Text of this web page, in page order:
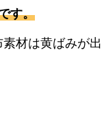
す。
材は黄ばみが出